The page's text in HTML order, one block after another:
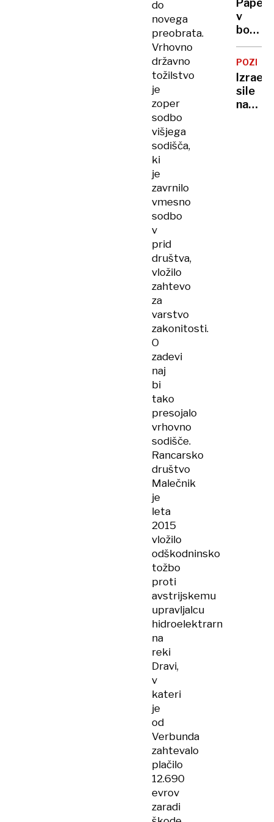
do
novega
preobrata.
Vrhovno
državno
tožilstvo
je
zoper
sodbo
višjega
sodišča,
ki
je
zavrnilo
vmesno
sodbo
v
prid
društva,
vložilo
zahtevo
za
varstvo
zakonitosti.
O
zadevi
naj
bi
tako
presojalo
vrhovno
sodišče.
Rancarsko
društvo
Malečnik
je
leta
2015
vložilo
odškodninsko
tožbo
proti
avstrijskemu
upravljalcu
hidroelektrarn
na
reki
Dravi,
v
kateri
je
od
Verbunda
zahtevalo
plačilo
12.690
evrov
zaradi
jutri
Papež
v
pozval
h
POZIV
sile